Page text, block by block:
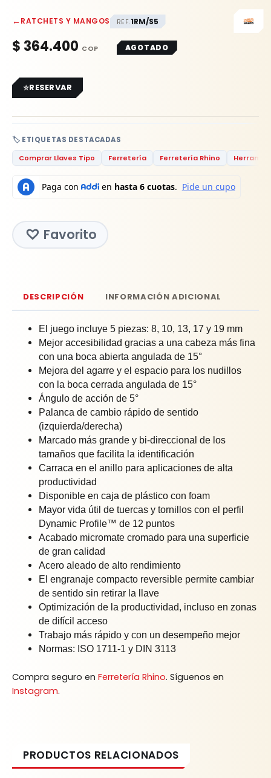
←RATCHETS Y MANGOS REF.1RM/S5
$ 364.400 AGOTADO
🏷️ ETIQUETAS DESTACADAS
Comprar Llaves Tipo
Ferretería Ferretería Rhino
RESERVAR
Favorito
DESCRIPCIÓN INFORMACIÓN ADICIONAL
El juego incluye 5 piezas: 8, 10, 13, 17 y 19 mm
Mejor accesibilidad gracias a una cabeza más fina
con una boca abierta angulada de 15°
Mejora del agarre y el espacio para los nudillos
con la boca cerrada angulada de 15°
Ángulo de acción de 5°
Palanca de cambio rápido de sentido
(izquierda/derecha)
Marcado más grande y bi-direccional de los
tamaños que facilita la identificación
Carraca en el anillo para aplicaciones de alta
productividad
Disponible en caja de plástico con foam
Mayor vida útil de tuercas y tornillos con el perfil
Dynamic Profile™ de 12 puntos
Acabado micromate cromado para una superficie
de gran calidad
Acero aleado de alto rendimiento
El engranaje compacto reversible permite cambiar
de sentido sin retirar la llave
Optimización de la productividad, incluso en zonas
de difícil acceso
Trabajo más rápido y con un desempeño mejor
Normas: ISO 1711-1 y DIN 3113
Compra seguro en Ferretería Rhino. Síguenos en
Instagram.